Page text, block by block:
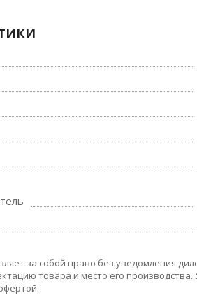
за собой право без уведомления
товара и место его